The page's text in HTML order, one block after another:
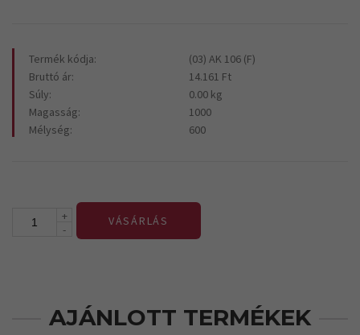
Termék kódja:
(03) AK 106 (F)
Bruttó ár:
14.161 Ft
Súly:
0.00 kg
Magasság:
1000
Mélység:
600
+
-
VÁSÁRLÁS
AJÁNLOTT TERMÉKEK